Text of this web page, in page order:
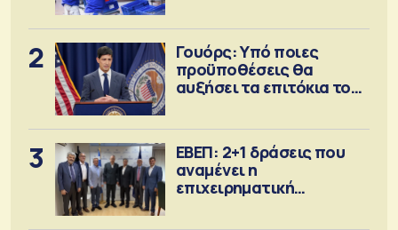
2
Γουόρς: Υπό ποιες
προϋποθέσεις θα
αυξήσει τα επιτόκια τον
3
ΕΒΕΠ: 2+1 δράσεις που
αναμένει η
επιχειρηματική